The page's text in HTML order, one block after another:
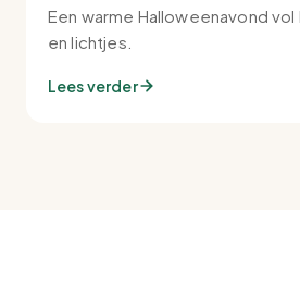
Een warme Halloweenavond
en lichtjes.
Lees verder